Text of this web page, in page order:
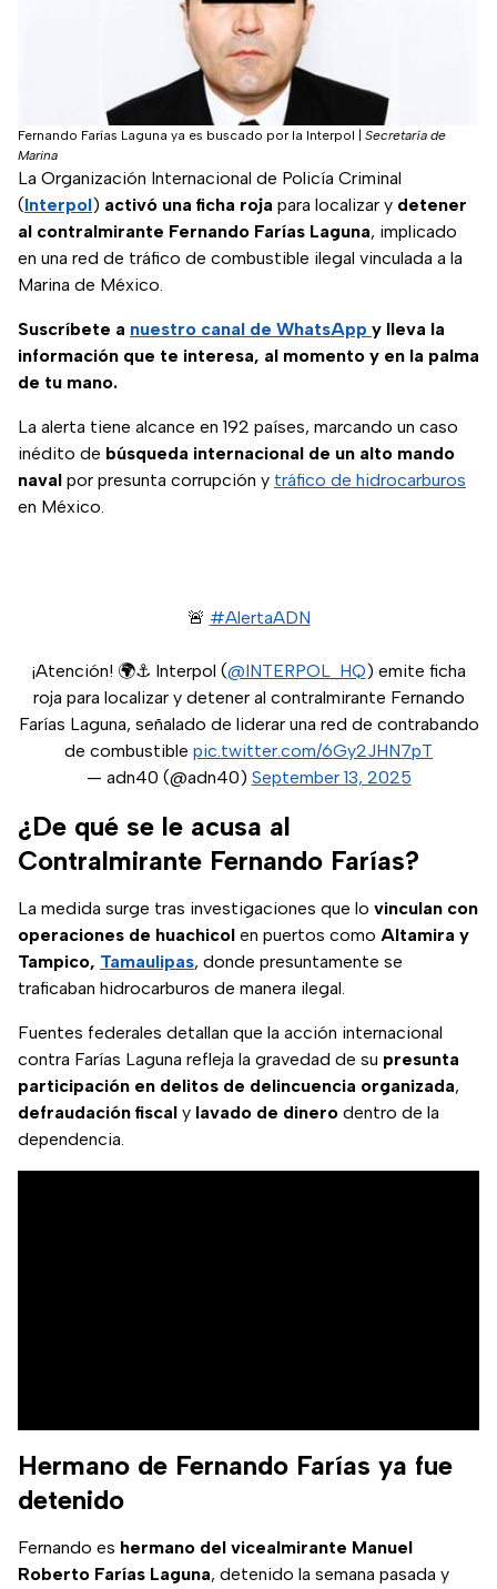
Fernando Farías Laguna ya es buscado por la Interpol
Secretaría de
Marina
La Organización Internacional de Policía Criminal
(Interpol) activó una ficha roja para localizar y detener
al contralmirante Fernando Farías Laguna, implicado
en una red de tráfico de combustible ilegal vinculada a la
Marina de México.
Suscríbete a nuestro canal de WhatsApp y lleva la
información que te interesa, al momento y en la palma
de tu mano.
La alerta tiene alcance en 192 países, marcando un caso
inédito de búsqueda internacional de un alto mando
naval por presunta corrupción y tráfico de hidrocarburos
en México.
🚨 #AlertaADN
¡Atención! 🌍⚓️ Interpol (@INTERPOL_HQ) emite ficha
roja para localizar y detener al contralmirante Fernando
Farías Laguna, señalado de liderar una red de contrabando
de combustible pic.twitter.com/6Gy2JHN7pT
— adn40 (@adn40) September 13, 2025
¿De qué se le acusa al
Contralmirante Fernando Farías?
La medida surge tras investigaciones que lo vinculan con
operaciones de huachicol en puertos como Altamira y
Tampico, Tamaulipas, donde presuntamente se
traficaban hidrocarburos de manera ilegal.
Fuentes federales detallan que la acción internacional
contra Farías Laguna refleja la gravedad de su presunta
participación en delitos de delincuencia organizada,
defraudación fiscal y lavado de dinero dentro de la
dependencia.
Hermano de Fernando Farías ya fue
detenido
Fernando es hermano del vicealmirante Manuel
Roberto Farías Laguna, detenido la semana pasada y